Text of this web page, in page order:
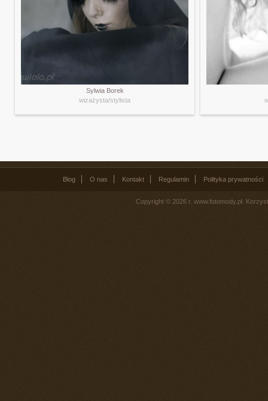
Sylwia Borek
wizażysta/stylista
Blog O nas Kontakt Regulamin Polityka prywatności
Copyright © 2026 r. www.fotomody.pl.